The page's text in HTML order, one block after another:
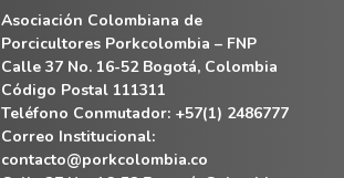
Asociación Colombiana de
Porcicultores Porkcolombia – FNP
Calle 37 No. 16-52 Bogotá, Colombia
Código Postal 111311
Teléfono Conmutador: +57(1) 2486777
Correo Institucional:
contacto@porkcolombia.co